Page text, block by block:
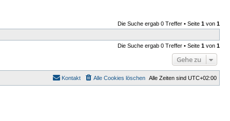
Die Suche ergab 0 Treffer • Seite 1 von 1
Die Suche ergab 0 Treffer • Seite 1 von 1
Gehe zu
Alle Zeiten sind UTC+02:00
Alle Cookies löschen
Kontakt